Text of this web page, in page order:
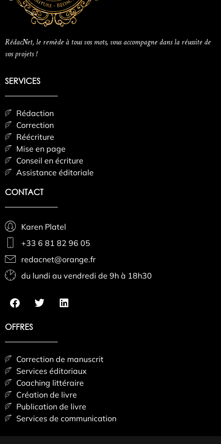
RédacNet, le remède à tous vos mots, vous accompagne dans la réussite de
vos projets !
SERVICES
Rédaction
Correction
Réécriture
Mise en page
Conseil en écriture
Assistance éditoriale
CONTACT
Karen Platel
+33 6 81 82 96 05
redacnet@orange.fr
du lundi au vendredi de 9h à 18h30
OFFRES
Correction de manuscrit
Services éditoriaux
Coaching littéraire
Création de livre
Publication de livre
Services de communication